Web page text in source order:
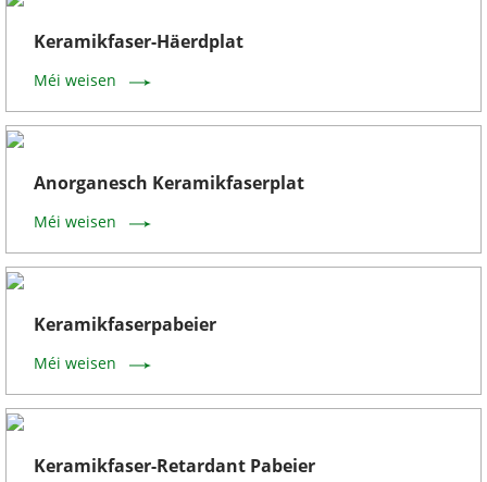
Keramikfaser-Häerdplat
Méi weisen
Anorganesch Keramikfaserplat
Méi weisen
Keramikfaserpabeier
Méi weisen
Keramikfaser-Retardant Pabeier